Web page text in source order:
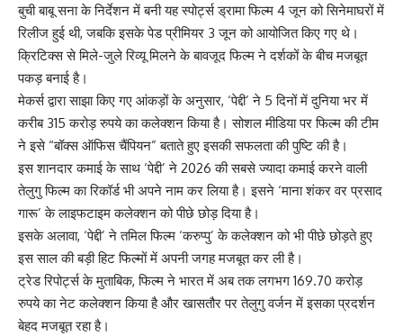
बुची बाबू सना के निर्देशन में बनी यह स्पोर्ट्स ड्रामा फिल्म 4 जून को सिनेमाघरों में
रिलीज हुई थी, जबकि इसके पेड प्रीमियर 3 जून को आयोजित किए गए थे।
क्रिटिक्स से मिले-जुले रिव्यू मिलने के बावजूद फिल्म ने दर्शकों के बीच मजबूत
पकड़ बनाई है।
मेकर्स द्वारा साझा किए गए आंकड़ों के अनुसार, ‘पेद्दी’ ने 5 दिनों में दुनिया भर में
करीब 315 करोड़ रुपये का कलेक्शन किया है। सोशल मीडिया पर फिल्म की टीम
ने इसे “बॉक्स ऑफिस चैंपियन” बताते हुए इसकी सफलता की पुष्टि की है।
इस शानदार कमाई के साथ ‘पेद्दी’ ने 2026 की सबसे ज्यादा कमाई करने वाली
तेलुगु फिल्म का रिकॉर्ड भी अपने नाम कर लिया है। इसने ‘माना शंकर वर प्रसाद
गारू’ के लाइफटाइम कलेक्शन को पीछे छोड़ दिया है।
इसके अलावा, ‘पेद्दी’ ने तमिल फिल्म ‘करुप्पु’ के कलेक्शन को भी पीछे छोड़ते हुए
इस साल की बड़ी हिट फिल्मों में अपनी जगह मजबूत कर ली है।
ट्रेड रिपोर्ट्स के मुताबिक, फिल्म ने भारत में अब तक लगभग 169.70 करोड़
रुपये का नेट कलेक्शन किया है और खासतौर पर तेलुगु वर्जन में इसका प्रदर्शन
बेहद मजबूत रहा है।